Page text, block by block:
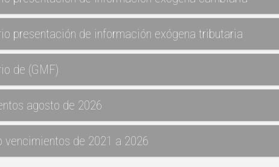
presentación de información exógena tributaria
de (GMF)
agosto de 2026
vencimientos de 2021 a 2026